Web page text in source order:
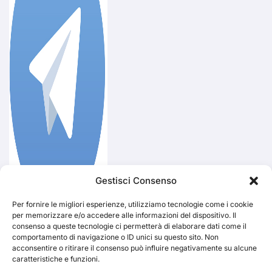
Gestisci Consenso
Per fornire le migliori esperienze, utilizziamo tecnologie come i cookie
per memorizzare e/o accedere alle informazioni del dispositivo. Il
consenso a queste tecnologie ci permetterà di elaborare dati come il
comportamento di navigazione o ID unici su questo sito. Non
acconsentire o ritirare il consenso può influire negativamente su alcune
caratteristiche e funzioni.
Iscriviti subito al
canale Telegram di
TRAKS